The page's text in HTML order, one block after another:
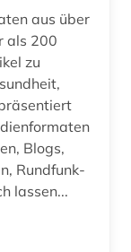
aus über
als 200
zu
Blogs,
Rundfunk-
lassen...